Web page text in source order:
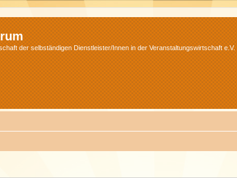
der selbständigen Dienstleister/Innen in der Veranstaltungswirtschaft e.V.